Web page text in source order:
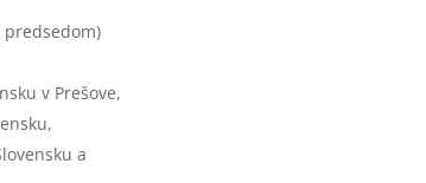
predsedom)
v Prešove,
a